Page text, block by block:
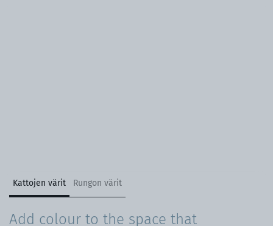
Kattojen värit Rungon värit
Add colour to the space that